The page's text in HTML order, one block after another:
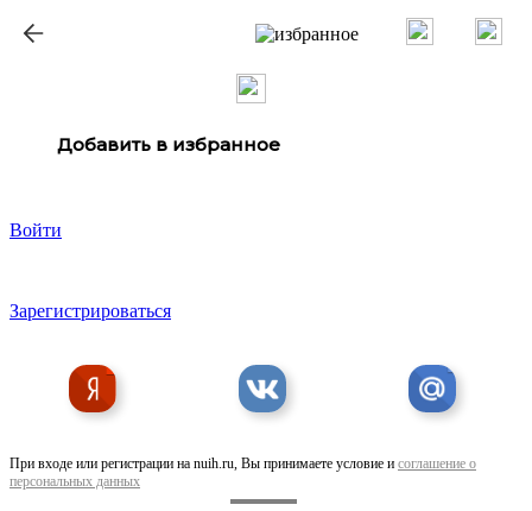
Добавить в избранное
Войти
Зарегистрироваться
При входе или регистрации на nuih.ru, Вы принимаете условие и соглашение о
персональных данных